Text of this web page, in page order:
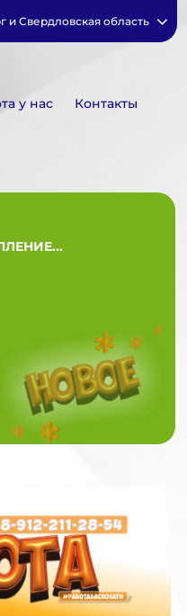
и Свердловская область
у нас Контакты